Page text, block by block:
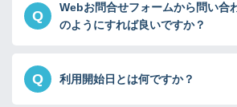
Q
Webお問合せフォームから問い合
のようにすれば良いですか？
Q 利用開始日とは何ですか？